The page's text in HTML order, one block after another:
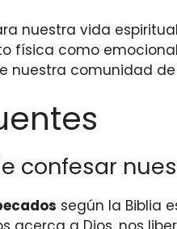
nuestra vida
física como
nuestra comunidad
confesar
según la Biblia